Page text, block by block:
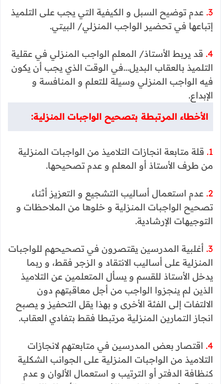
3. عدم توضيح السبل و الكيفية التي يجب على التلميذ
إتباعها في تحضير الواجب المنزلي/ البيتي.
4. قد يربط الأستاذ/ المعلم الواجب المنزلي في عقلية
التلميذ بالعقاب البديل...في الوقت الذي يجب أن يكون
فيه الواجب المنزلي وسيلة للتعلم و المنافسة و
الإبداع.
الأخطاء المرتبطة بتصحيح الواجبات المنزلية:
1. قلة متابعة انجازات التلاميذ من الواجبات المنزلية
من طرف الأستاذ أو المعلم و عدم تصحيحها.
2. عدم استعمال أساليب التشجيع و التعزيز أثناء
تصحيح الواجبات المنزلية و خلوها من الملاحظات و
التوجيهات الإرشادية.
3. أغلبية المدرسين يقتصرون في تصحيحهم للواجبات
المنزلية على أساليب الانتقاد و الزجر فقط، و ربما
يدخل الأستاذ للقسم و يسأل المتعلمين عن التلاميذ
الذين لم ينجزوا الواجب من أجل معاقبتهم دون
الالتفات إلى الفئة الأخرى و بهذا يقل التحفيز و يصبح
انجاز التمارين المنزلية مرتبطا فقط بتفادي العقاب.
4. اقتصار بعض المدرسين في متابعتهم لانجازات
التلاميذ من الواجبات المنزلية على الجوانب الشكلية
كنظافة الدفتر أو الترتيب و استعمال الألوان و عدم